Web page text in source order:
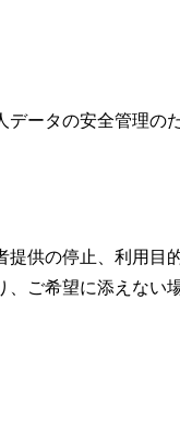
ータの安全管理の
供の停止、利用目
ご希望に添えない